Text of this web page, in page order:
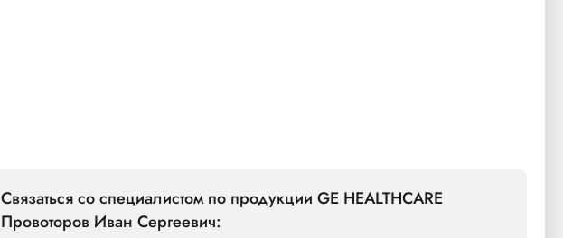
Связаться со специалистом по продукции GE HEALTHCARE
Провоторов Иван Сергеевич: